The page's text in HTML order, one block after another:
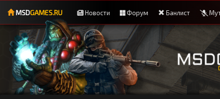
MSDGAMES.RU Новости Форум Банлист